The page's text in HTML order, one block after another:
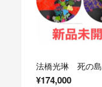
¥174,000